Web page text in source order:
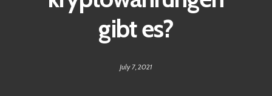
gibt es?
July 7, 2021